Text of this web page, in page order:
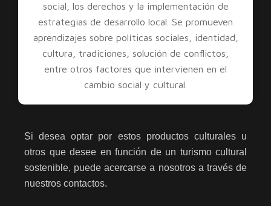
social, los derechos y la implementación de
estrategias de desarrollo local. Se promueven
aprendizajes sobre políticas sociales, identidad,
cultura, tradiciones, solución de conflictos,
entre otros factores que intervienen en el
cambio social y cultural.
Si desea optar por estos productos culturales u
otros que desee en función de un turismo cultural
sostenible, puede acercarse a nosotros a través de
nuestros contactos.